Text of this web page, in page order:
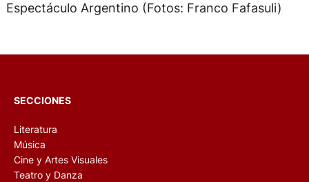
Espectáculo Argentino (Fotos: Franco Fafasuli)
SECCIONES
Literatura
Música
Cine y Artes Visuales
Teatro y Danza